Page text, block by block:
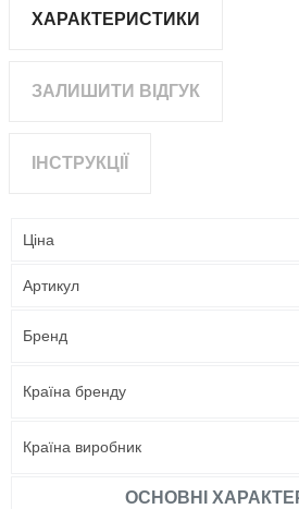
ХАРАКТЕРИСТИКИ
ЗАЛИШИТИ ВІДГУК
ІНСТРУКЦІЇ
Ціна
Артикул
Бренд
Країна бренду
Країна виробник
ОСНОВНІ